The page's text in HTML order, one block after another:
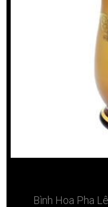
Bình Hoa Pha